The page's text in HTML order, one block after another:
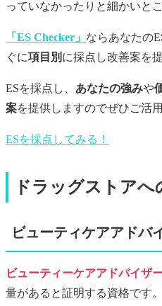
っていなかったりと細かいと
「ES Checker」 ならあなたの
ぐに項目別 に採点し改善案を
ESを採点し、 あなたの強みや
案を提供しますのでぜひご活
ESを採点してみる！
ドラッグストア
ビューティケアアドバ
ビューティーケアアドバイザ
量があると証明する資格です